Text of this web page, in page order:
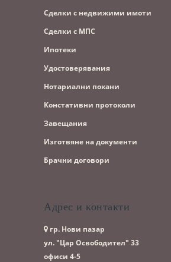
Сделки с недвижими имоти
Сделки с МПС
Ипотеки
Удостоверявания
Нотариални покани
Констативни протоколи
Завещания
Изготвяне на документи
Брачни договори
Адрес и контакти
гр. Нови пазар
ул. "Цар Освободител" 33
офиси 4-5